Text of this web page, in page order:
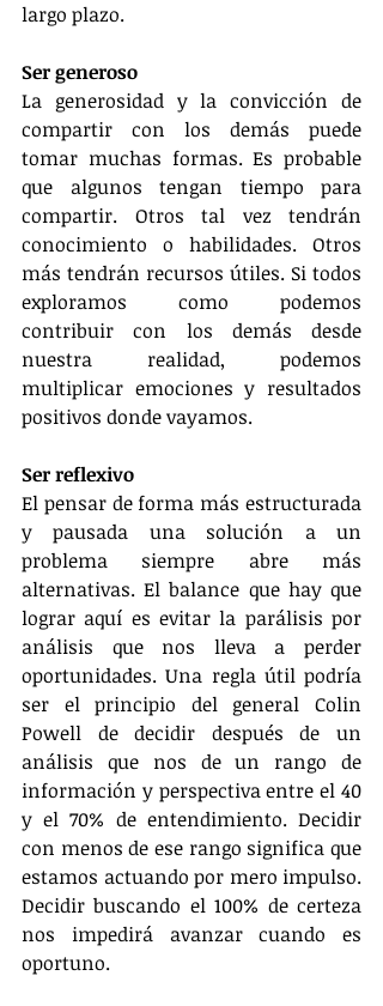
largo plazo.
Ser generoso
La generosidad y la convicción de
compartir con los demás puede
tomar muchas formas. Es probable
que algunos tengan tiempo para
compartir. Otros tal vez tendrán
conocimiento o habilidades. Otros
más tendrán recursos útiles. Si todos
exploramos como podemos
contribuir con los demás desde
nuestra realidad, podemos
multiplicar emociones y resultados
positivos donde vayamos.
Ser reflexivo
El pensar de forma más estructurada
y pausada una solución a un
problema siempre abre más
alternativas. El balance que hay que
lograr aquí es evitar la parálisis por
análisis que nos lleva a perder
oportunidades. Una regla útil podría
ser el principio del general Colin
Powell de decidir después de un
análisis que nos de un rango de
información y perspectiva entre el 40
y el 70% de entendimiento. Decidir
con menos de ese rango significa que
estamos actuando por mero impulso.
Decidir buscando el 100% de certeza
nos impedirá avanzar cuando es
oportuno.